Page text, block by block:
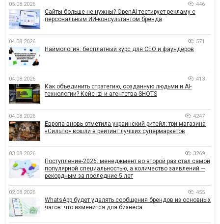
05.08.2026 446
Сайты больше не нужны? OpenAI тестирует рекламу с
персональным ИИ-консультантом бренда
04.08.2026 571
Наймология: бесплатный курс для CEO и фаундеров
04.08.2026 413
Как объединить стратегию, созданную людьми и AI-
технологии? Кейс izi и агентства SHOTS
04.08.2026 4247
Европа вновь отметила украинский ритейл: три магазина
«Сильпо» вошли в рейтинг лучших супермаркетов
03.08.2026 3269
Поступление-2026: менеджмент во второй раз стал самой
популярной специальностью, а количество заявлений —
рекордным за последние 5 лет
02.08.2026 455
WhatsApp будет удалять сообщения брендов из основных
чатов: что изменится для бизнеса